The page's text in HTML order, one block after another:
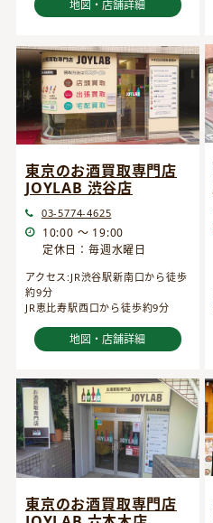
地図・店舗詳細
東京のお酒買取専門店
JOYLAB 渋谷店
03-5774-4625
10:00 ～ 19:00
定休日：毎週水曜日
アクセス:JR渋谷駅新南口から徒歩
約9分
JR恵比寿駅西口から徒歩約9分
地図・店舗詳細
東京のお酒買取専門店